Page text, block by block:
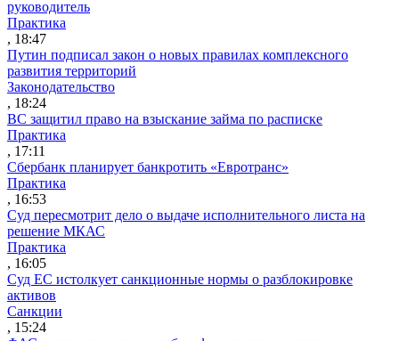
руководитель
Практика
, 18:47
Путин подписал закон о новых правилах комплексного
развития территорий
Законодательство
, 18:24
ВС защитил право на взыскание займа по расписке
Практика
, 17:11
Сбербанк планирует банкротить «Евротранс»
Практика
, 16:53
Суд пересмотрит дело о выдаче исполнительного листа на
решение МКАС
Практика
, 16:05
Суд ЕС истолкует санкционные нормы о разблокировке
активов
Санкции
, 15:24